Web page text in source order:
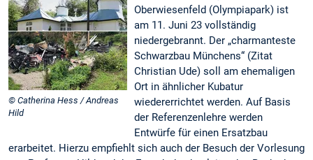
© Catherina Hess / Andreas
Hild
Oberwiesenfeld (Olympiapark) ist
am 11. Juni 23 vollständig
niedergebrannt. Der „charmanteste
Schwarzbau Münchens“ (Zitat
Christian Ude) soll am ehemaligen
Ort in ähnlicher Kubatur
wiedererrichtet werden. Auf Basis
der Referenzenlehre werden
Entwürfe für einen Ersatzbau
erarbeitet. Hierzu empfiehlt sich auch der Besuch der Vorlesung